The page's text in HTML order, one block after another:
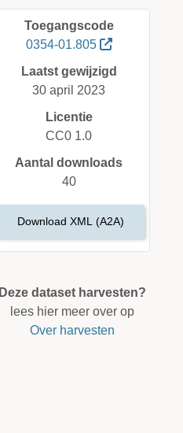
Toegangscode
0354-01.805
Laatst gewijzigd
30 april 2023
Licentie
CC0 1.0
Aantal downloads
40
Download XML (A2A)
Deze dataset harvesten?
lees hier meer over op
Over harvesten